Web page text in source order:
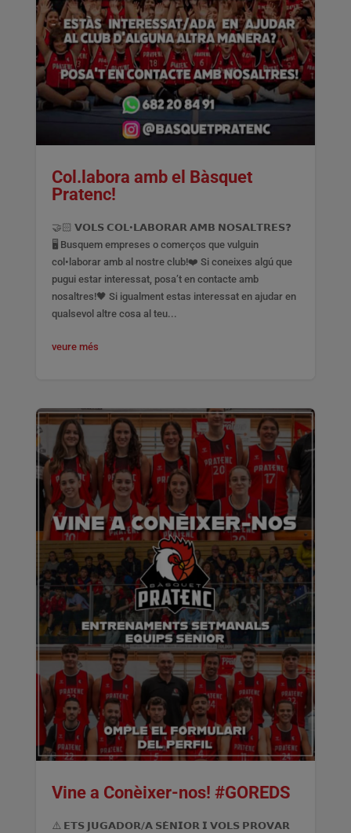
Col.labora amb el Bàsquet
Pratenc!
🤝🏻 𝗩𝗢𝗟𝗦 𝗖𝗢𝗟•𝗟𝗔𝗕𝗢𝗥𝗔𝗥 𝗔𝗠𝗕 𝗡𝗢𝗦𝗔𝗟𝗧𝗥𝗘𝗦❓
🖥️ Busquem empreses o comerços que vulguin
col•laborar amb al nostre club!❤️ Si coneixes algú que
pugui estar interessat, posa’t en contacte amb
nosaltres!🖤 Si igualment estas interessat en ajudar en
qualsevol altre cosa al teu...
veure més
Vine a Conèixer-nos! #GOREDS
⚠️ 𝗘𝗧𝗦 𝗝𝗨𝗚𝗔𝗗𝗢𝗥/𝗔 𝗦𝗘̀𝗡𝗜𝗢𝗥 𝗜 𝗩𝗢𝗟𝗦 𝗣𝗥𝗢𝗩𝗔𝗥